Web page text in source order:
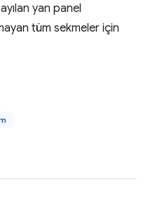
yan panel
tüm sekmeler için